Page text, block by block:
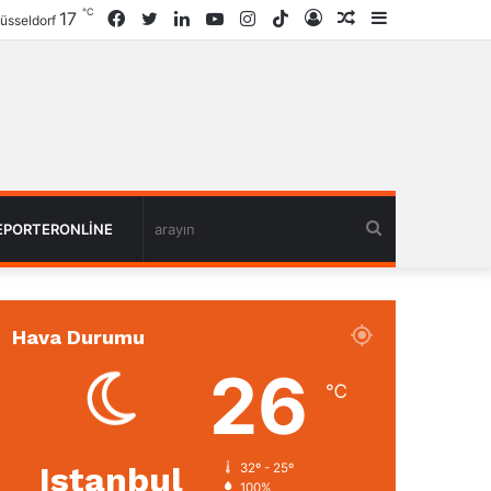
Rastgele
Giriş
TikTok
Instagram
YouTube
LinkedIn
Twitter
Facebook
17 ℃
Hava Durumu
Istanbul
26 ℃
32º - 25º
100%